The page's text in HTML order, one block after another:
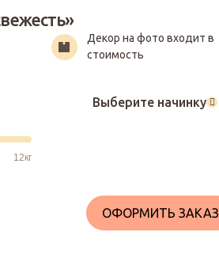
Декор на фото входит в
стоимость
Выберите начинку
ОФОРМИТЬ ЗАКАЗ